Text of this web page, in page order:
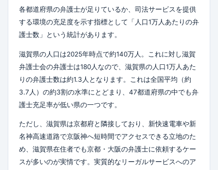
各都道府県の弁護士が足りているか、司法サービスを提供
する環境の充足度を示す指標として「人口1万人あたりの弁
護士数」という統計があります。
滋賀県の人口は2025年時点で約140万人。これに対し滋賀
弁護士会の弁護士は180人なので、滋賀県の人口1万人あた
りの弁護士数は約1.3人となります。これは全国平均（約
3.7人）の約3割の水準にとどまり、47都道府県の中でも弁
護士充足率が低い県の一つです。
ただし、滋賀県は京都府と隣接しており、新快速電車や新
名神高速道路で京阪神へ短時間でアクセスできる立地のた
め、滋賀県在住者でも京都・大阪の弁護士に依頼するケー
スが多いのが実情です。実質的なリーガルサービスへのア